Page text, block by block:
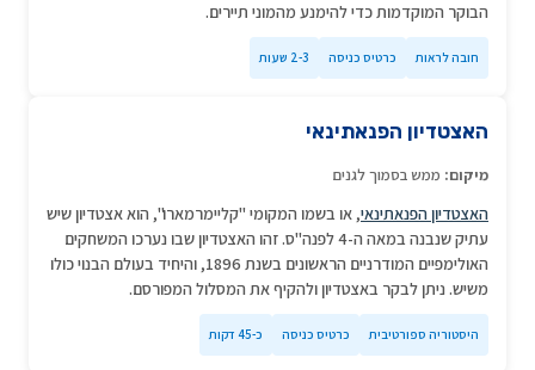
הבוקר המוקדמות כדי להימנע מהמוני תיירים.
חובה לראות כרטיס כניסה 2-3 שעות
האצטדיון הפנאתינאי
מיקום: ממש בסמוך לגנים
האצטדיון הפנאתינאי, או בשמו המקומי "קליימרמארו", הוא אצטדיון שיש
עתיק שנבנה במאה ה-4 לפנה"ס. זהו האצטדיון שבו נערכו המשחקים
האולימפיים המודרניים הראשונים בשנת 1896, והיחיד בעולם הבנוי כולו
משיש. ניתן לבקר באצטדיון ולהקיף את המסלול המפורסם.
היסטוריה ספורטיבית כרטיס כניסה כ-45 דקות